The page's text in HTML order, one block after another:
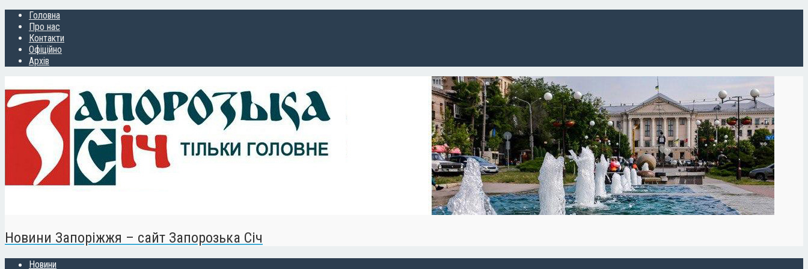
Головна
Про нас
Контакти
Офіційно
Архів
Новини Запоріжжя – сайт Запорозька Січ
Новини